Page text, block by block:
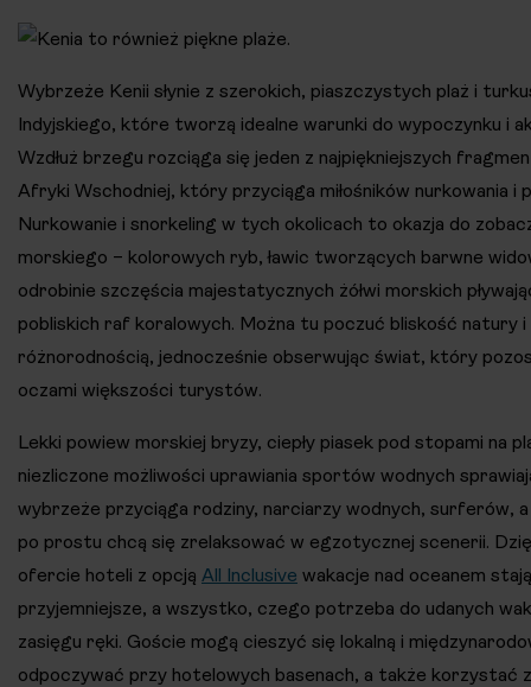
Wybrzeże Kenii słynie z szerokich, piaszczystych plaż i
Indyjskiego, które tworzą idealne warunki do wypoczynku i
Wzdłuż brzegu rozciąga się jeden z najpiękniejszych
Afryki Wschodniej, który przyciąga miłośników nurkowania i
Nurkowanie i snorkeling w tych okolicach to okazja do
morskiego – kolorowych ryb, ławic tworzących barwne
odrobinie szczęścia majestatycznych żółwi morskich
pobliskich raf koralowych. Można tu poczuć bliskość natury
różnorodnością, jednocześnie obserwując świat, który
oczami większości turystów.
Lekki powiew morskiej bryzy, ciepły piasek pod stopami na
niezliczone możliwości uprawiania sportów wodnych
wybrzeże przyciąga rodziny, narciarzy wodnych, surferów,
po prostu chcą się zrelaksować w egzotycznej scenerii.
ofercie hoteli z opcją All Inclusive wakacje nad oceanem
przyjemniejsze, a wszystko, czego potrzeba do udanych
zasięgu ręki. Goście mogą cieszyć się lokalną i
odpoczywać przy hotelowych basenach, a także korzystać